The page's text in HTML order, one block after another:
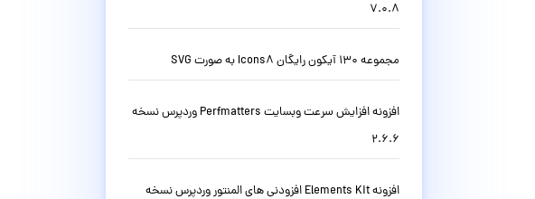
7.0.8
مجموعه 130 آیکون رایگان Icons8 به صورت SVG
افزونه افزایش سرعت وبسایت Perfmatters وردپرس نسخه
2.6.6
افزونه Elements Kit افزودنی های المنتور وردپرس نسخه